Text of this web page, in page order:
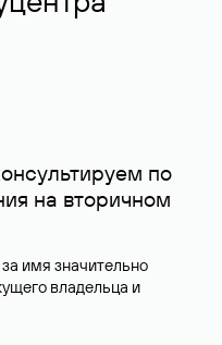
по
на вторичном
имя значительно
владельца и